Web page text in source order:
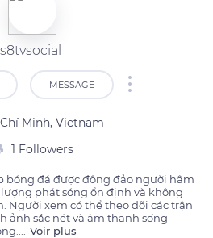
s8tvsocial
MESSAGE
Minh, Vietnam
1 Followers
bóng đá được đông đảo người hâm
phát sóng ổn định và không
Người xem có thể theo dõi các trận
ảnh sắc nét và âm thanh sống
Voir plus